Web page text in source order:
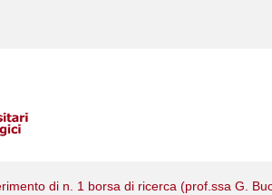
di n. 1 borsa di ricerca (prof.ssa G.